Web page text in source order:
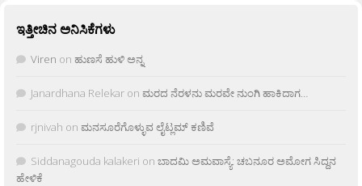
ಇತ್ತೀಚಿನ ಅನಿಸಿಕೆಗಳು
Viren on ಹುಣಸೆ ಹುಳಿ ಅನ್ನ
Janardhana Relekar on ಮರದ ನೆರಳನು ಮರವೇ ನುಂಗಿ ಹಾಕಿದಾಗ…
rjnivah on ಮನಸೂರೆಗೊಳ್ಳುವ ಲೈಟ್ಲಮ್ ಕಣಿವೆ
Siddanagouda kalakeri on ಬಾದಮಿ ಅಮವಾಸ್ಯೆ: ಚಬನೂರ ಅಮೋಗ ಸಿದ್ದನ
ಹೇಳಿಕೆ